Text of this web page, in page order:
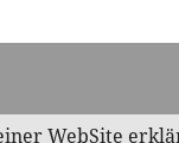
WebSite